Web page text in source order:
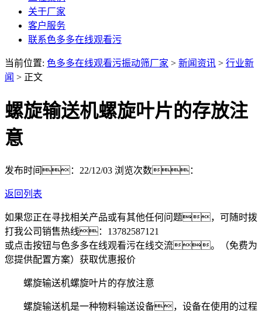
关于厂家
客户服务
联系色多多在线观看污
当前位置: 色多多在线观看污振动筛厂家 > 新闻资讯 > 行业新
闻 > 正文
螺旋输送机螺旋叶片的存放注
意
发布时间：22/12/03 浏览次数：
返回列表
如果您正在寻找相关产品或有其他任何问题，可随时拨
打我公司销售热线： 13782587121
或点击按钮与色多多在线观看污在线交流。（免费为
您提供配置方案） 获取优惠报价
螺旋输送机螺旋叶片的存放注意
螺旋输送机是一种物料输送设备，设备在使用的过程